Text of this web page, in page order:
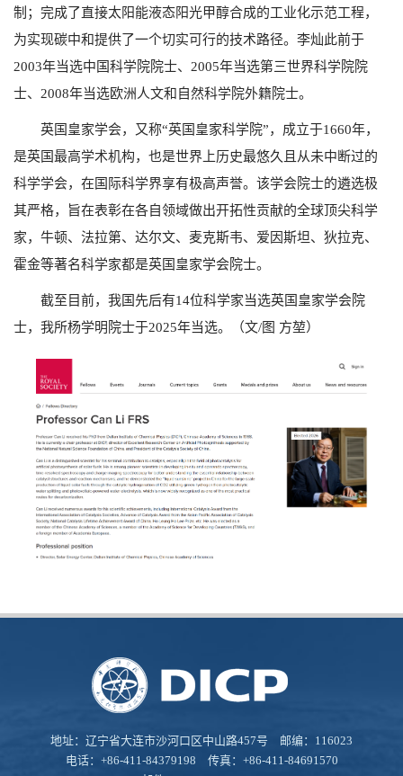
制；完成了直接太阳能液态阳光甲醇合成的工业化示范工程，
为实现碳中和提供了一个切实可行的技术路径。李灿此前于
2003年当选中国科学院院士、2005年当选第三世界科学院院
士、2008年当选欧洲人文和自然科学院外籍院士。
英国皇家学会，又称“英国皇家科学院”，成立于1660年，
是英国最高学术机构，也是世界上历史最悠久且从未中断过的
科学学会，在国际科学界享有极高声誉。该学会院士的遴选极
其严格，旨在表彰在各自领域做出开拓性贡献的全球顶尖科学
家，牛顿、法拉第、达尔文、麦克斯韦、爱因斯坦、狄拉克、
霍金等著名科学家都是英国皇家学会院士。
截至目前，我国先后有14位科学家当选英国皇家学会院
士，我所杨学明院士于2025年当选。（文/图 方堃）
地址：辽宁省大连市沙河口区中山路457号 邮编：116023
电话：+86-411-84379198 传真：+86-411-84691570